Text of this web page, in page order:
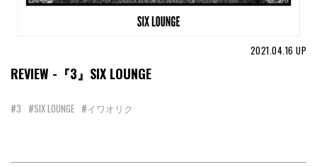
2021.04.16 UP
REVIEW -『3』SIX LOUNGE
#3 #SIX LOUNGE #イワオリク